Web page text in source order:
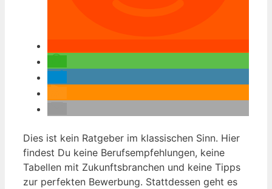
Dies ist kein Ratgeber im klassischen Sinn. Hier
findest Du keine Berufsempfehlungen, keine
Tabellen mit Zukunftsbranchen und keine Tipps
zur perfekten Bewerbung. Stattdessen geht es